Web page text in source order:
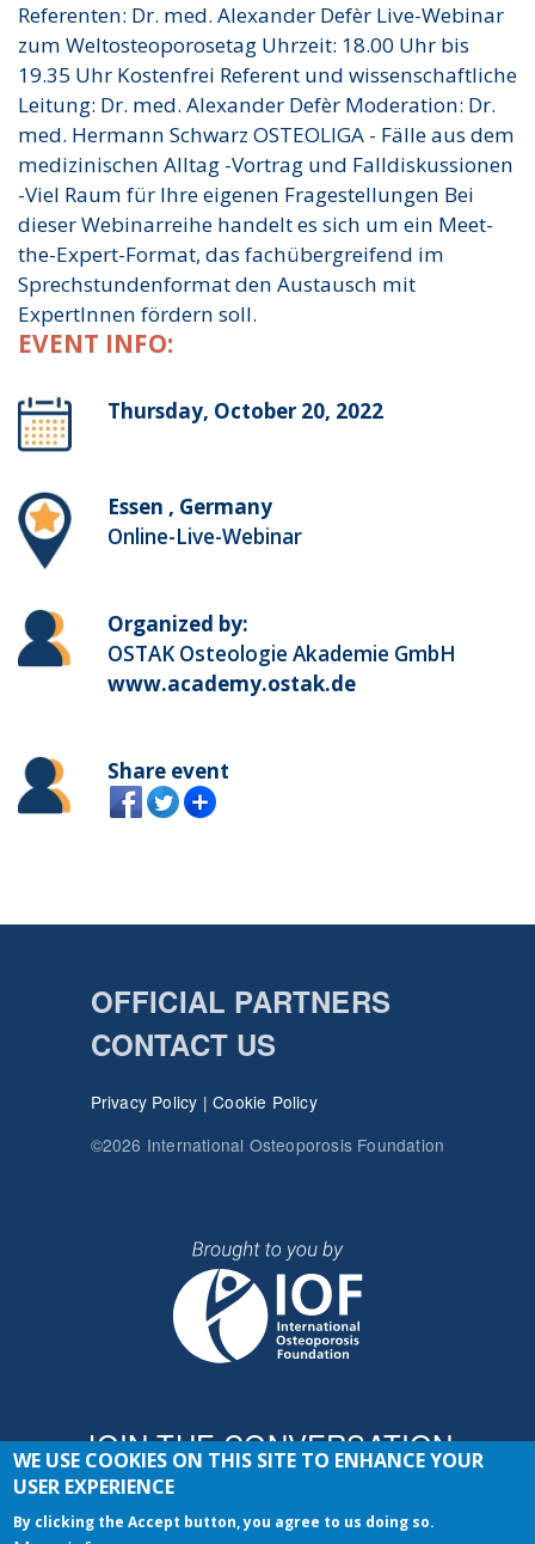
Referenten: Dr. med. Alexander Defèr Live-Webinar
zum Weltosteoporosetag Uhrzeit: 18.00 Uhr bis
19.35 Uhr Kostenfrei Referent und wissenschaftliche
Leitung: Dr. med. Alexander Defèr Moderation: Dr.
med. Hermann Schwarz OSTEOLIGA - Fälle aus dem
medizinischen Alltag -Vortrag und Falldiskussionen
-Viel Raum für Ihre eigenen Fragestellungen Bei
dieser Webinarreihe handelt es sich um ein Meet-
the-Expert-Format, das fachübergreifend im
Sprechstundenformat den Austausch mit
ExpertInnen fördern soll.
EVENT INFO:
Thursday, October 20, 2022
Essen , Germany
Online-Live-Webinar
Organized by:
OSTAK Osteologie Akademie GmbH
www.academy.ostak.de
Share event
OFFICIAL PARTNERS
CONTACT US
Privacy Policy |Cookie Policy
©2026 International Osteoporosis Foundation
JOIN THE CONVERSATION
WE USE COOKIES ON THIS SITE TO ENHANCE YOUR
USER EXPERIENCE
By clicking the Accept button, you agree to us doing so.